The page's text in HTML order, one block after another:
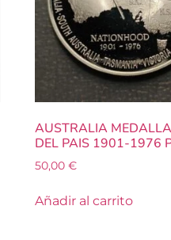
AUSTRALIA
DEL PAIS 1901-1976
50,00 €
Añadir al carrito